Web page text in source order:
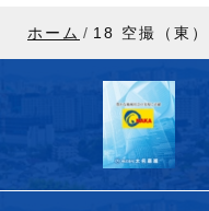
ホーム 18 空撮（東）